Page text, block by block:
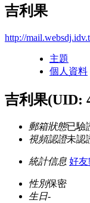
吉利果
http://
主題
個人資料
吉利果(UID:
郵箱狀態已驗
視頻認證未認
統計信息 好友
性別保密
生日-